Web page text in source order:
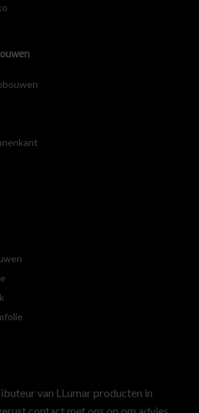
van LLumar producten in
contact met ons op om advies